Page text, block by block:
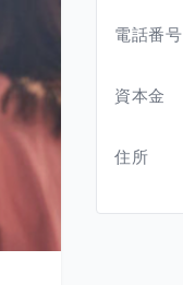
電話番号
資本金
住所